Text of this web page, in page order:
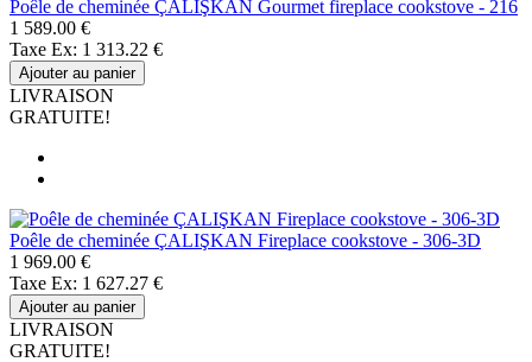
Poêle de cheminée ÇALIŞKAN Gourmet fireplace cookstove - 216
1 589.00 €
Taxe Ex: 1 313.22 €
Ajouter au panier
LIVRAISON
GRATUITE!
Poêle de cheminée ÇALIŞKAN Fireplace cookstove - 306-3D
1 969.00 €
Taxe Ex: 1 627.27 €
Ajouter au panier
LIVRAISON
GRATUITE!